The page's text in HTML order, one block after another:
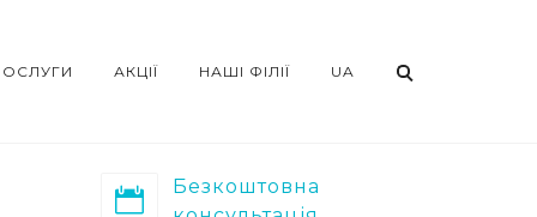
АКЦІЇ НАШІ ФІЛІЇ UA
Безкоштовна